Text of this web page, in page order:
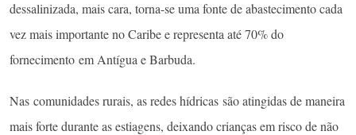
dessalinizada, mais cara, torna-se uma fonte de abastecimento cada
vez mais importante no Caribe e representa até 70% do
fornecimento em Antígua e Barbuda.
Nas comunidades rurais, as redes hídricas são atingidas de maneira
mais forte durante as estiagens, deixando crianças em risco de não